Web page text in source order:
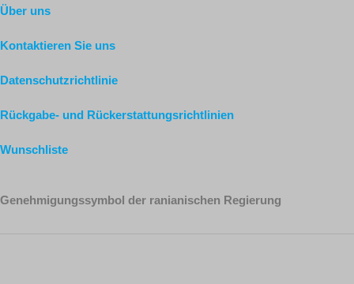
Über uns
Kontaktieren Sie uns
Datenschutzrichtlinie
Rückgabe- und Rückerstattungsrichtlinien
Wunschliste
Genehmigungssymbol der ranianischen Regierung